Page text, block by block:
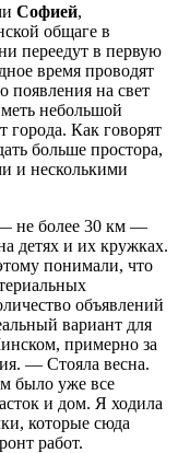
Софией,
общаге в
переедут в первую
время проводят
появления на свет
небольшой
города. Как говорят
больше простора,
и несколькими
не более 30 км —
детях и их кружках.
понимали, что
объявлений
вариант для
примерно за
— Стояла весна.
было уже все
и дом. Я ходила
которые сюда
работ.